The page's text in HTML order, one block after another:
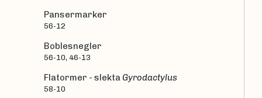
Pansermarker
56-12
Boblesnegler
56-10, 46-13
Flatormer - slektaGyrodactylus
58-10